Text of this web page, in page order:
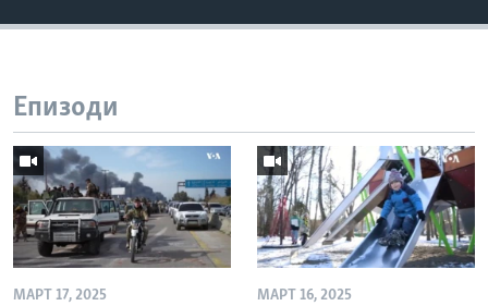
Епизоди
МАРТ 17, 2025 МАРТ 16, 2025